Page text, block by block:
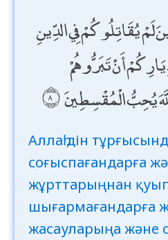
لَمْ يُقَاتِلُوكُمْ فِي الدِّينِ
أَنْ تَبَرُّوهُمْ
يُحِبُّ الْمُقْسِطِينَ
Аллаһ дін
соғыспағандарға
жұрттарыңнан
шығармағандарға
жасауларыңа және